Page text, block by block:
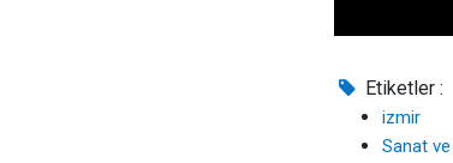
Etiketler :
izmir
Sanat